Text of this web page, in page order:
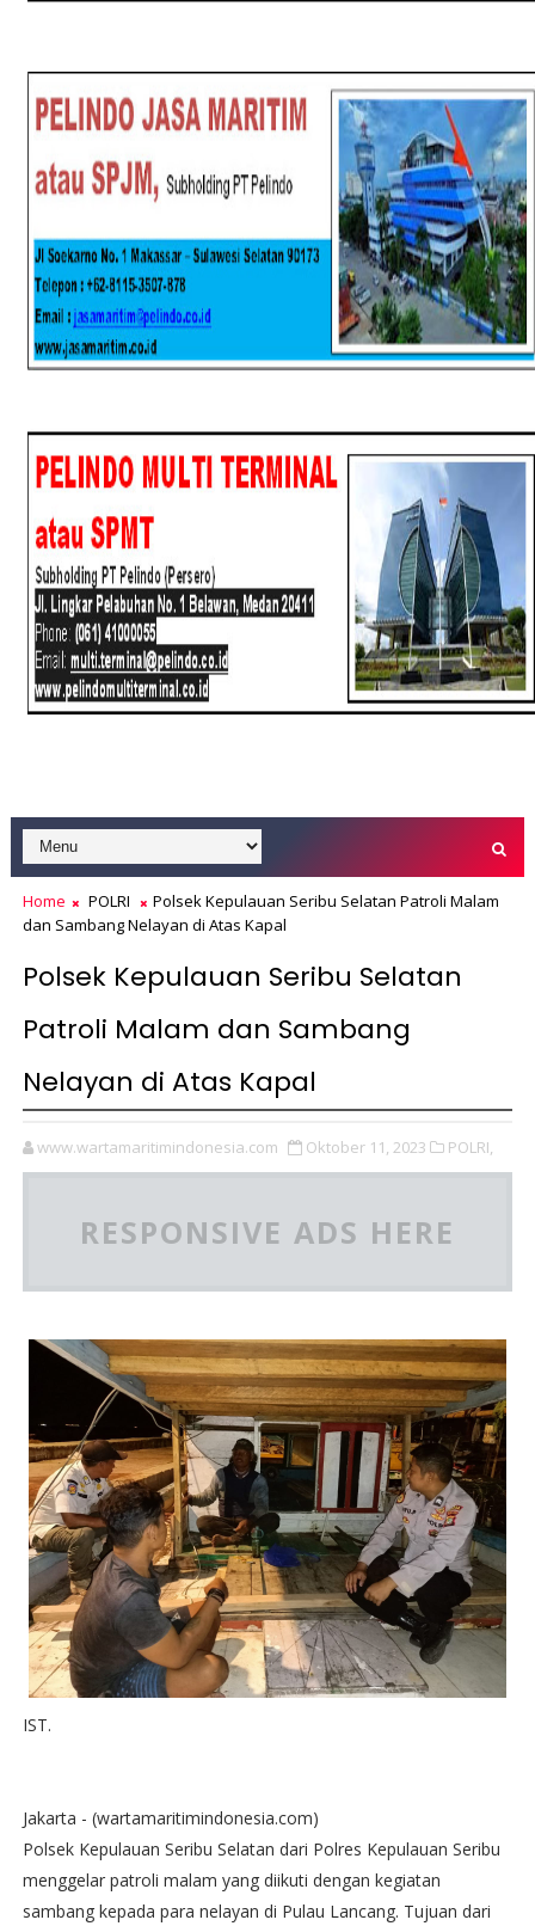
Home POLRI
Polsek Kepulauan Seribu Selatan Patroli Malam
dan Sambang Nelayan di Atas Kapal
Polsek Kepulauan Seribu Selatan
Patroli Malam dan Sambang
Nelayan di Atas Kapal
www.wartamaritimindonesia.com Oktober 11, 2023 POLRI,
RESPONSIVE ADS HERE
IST.
Jakarta - (wartamaritimindonesia.com)
Polsek Kepulauan Seribu Selatan dari Polres Kepulauan Seribu
menggelar patroli malam yang diikuti dengan kegiatan
sambang kepada para nelayan di Pulau Lancang. Tujuan dari